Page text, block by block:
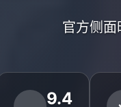
官方侧
9.4